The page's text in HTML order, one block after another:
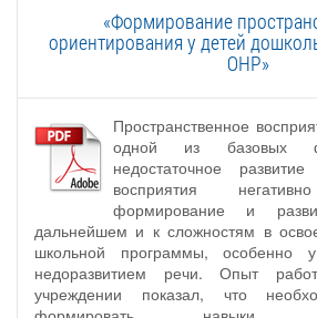
«Формирование
ориентирования у детей
ОНР»
Пространственное
одной из базовых
недостаточное развитие
восприятия
формирование и
дальнейшем и к сложностям в
школьной программы,
недоразвитием речи. Опыт
учреждении показал, что